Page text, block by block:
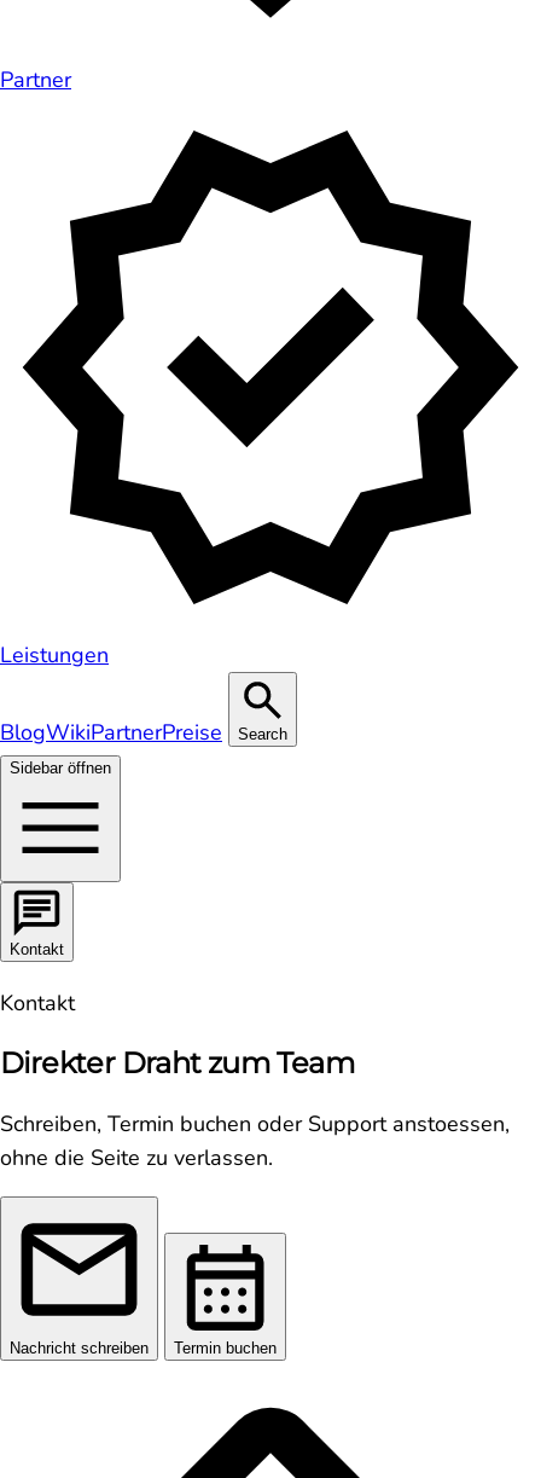
Partner
Leistungen
BlogWikiPartnerPreise
Search
Sidebar öffnen
Kontakt
Kontakt
Direkter Draht zum Team
Schreiben, Termin buchen oder Support anstoessen,
ohne die Seite zu verlassen.
Nachricht schreiben Termin buchen